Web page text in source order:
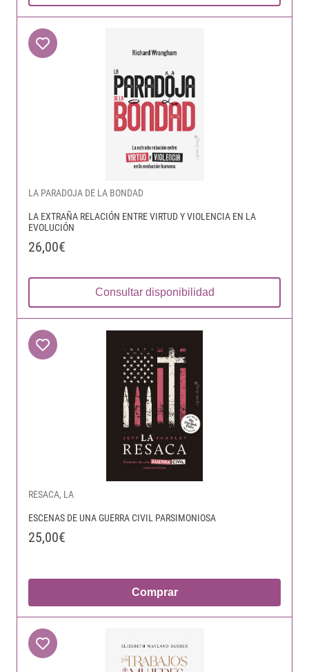
LA PARADOJA DE LA BONDAD
LA EXTRAÑA RELACIÓN ENTRE VIRTUD Y VIOLENCIA EN LA
EVOLUCIÓN
26,00€
Consultar disponibilidad
RESACA, LA
ESCENAS DE UNA GUERRA CIVIL PARSIMONIOSA
25,00€
Comprar